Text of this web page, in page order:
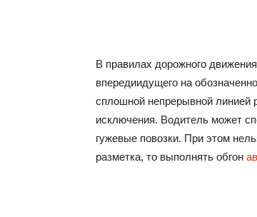
В правилах дорожного
впередиидущего на
сплошной непрерывной линией
исключения. Водитель может
гужевые повозки. При этом
разметка, то выполнять обгон